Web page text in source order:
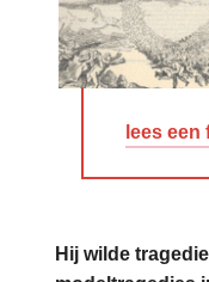
lees een
Hij wilde